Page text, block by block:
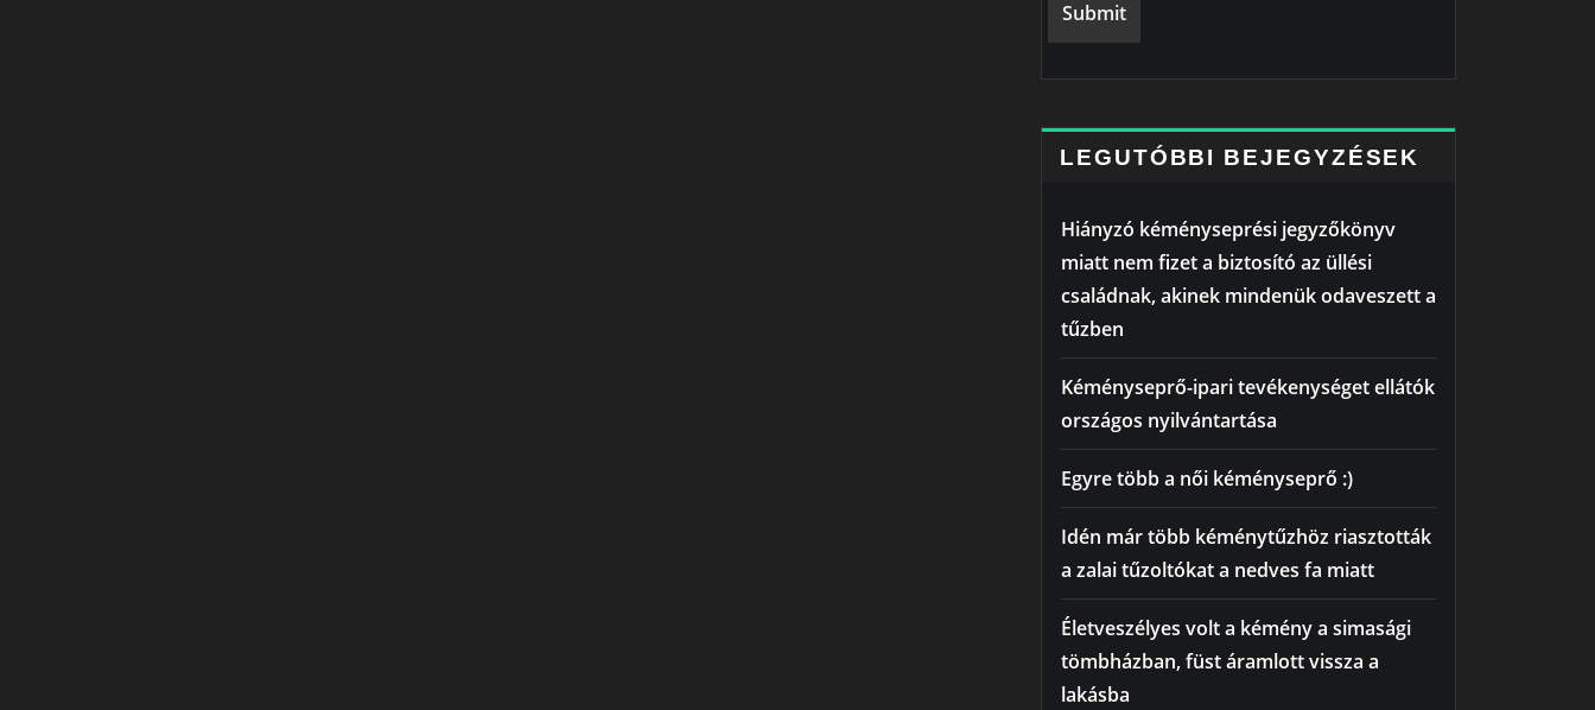
LEGUTÓBBI BEJEGYZÉSEK
Hiányzó kéményseprési jegyzőkönyv
miatt nem fizet a biztosító az üllési
családnak, akinek mindenük odaveszett a
tűzben
Kéményseprő-ipari tevékenységet ellátók
országos nyilvántartása
Egyre több a női kéményseprő :)
Idén már több kéménytűzhöz riasztották
a zalai tűzoltókat a nedves fa miatt
Életveszélyes volt a kémény a simasági
tömbházban, füst áramlott vissza a
lakásba